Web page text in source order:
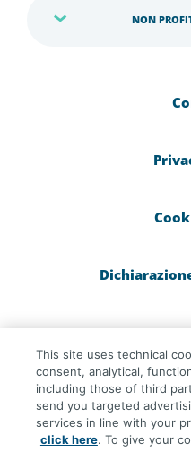
NON
©
Assicurazioni è un
Generali Italia S.p.A.-
Assicurazioni Generali
This site uses technical
consent, analytical,
including those of third
send you targeted
services in line with your
click here. To give your